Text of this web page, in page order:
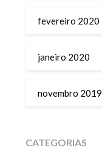
fevereiro 2020
janeiro 2020
novembro 2019
CATEGORIAS